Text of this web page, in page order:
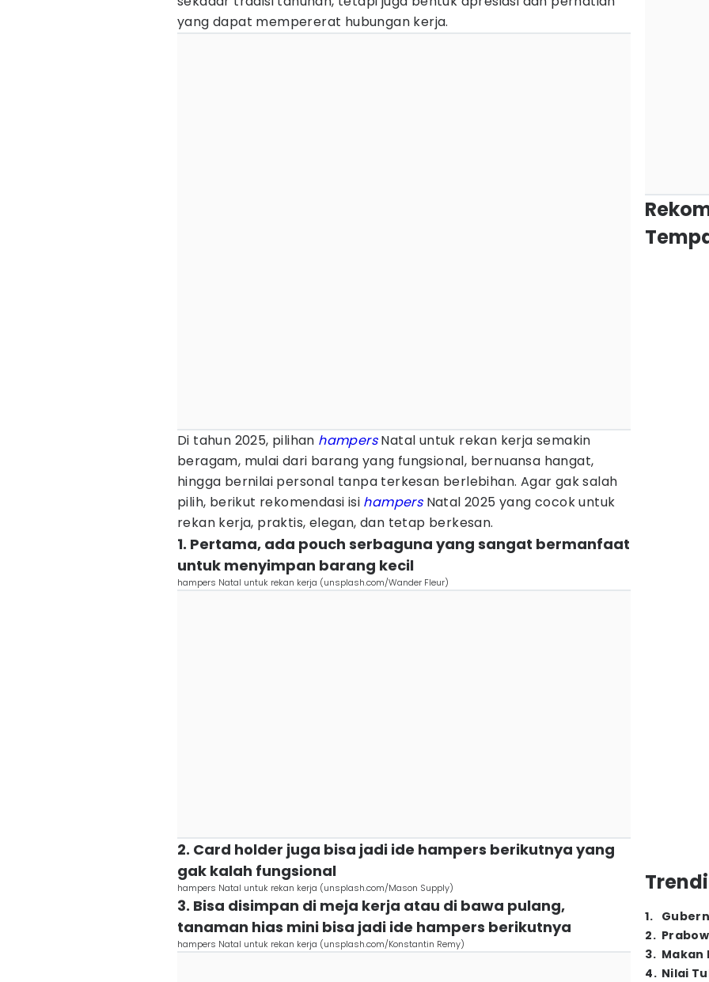
yang dapat mempererat hubungan kerja.
Di tahun 2025, pilihan hampers Natal untuk rekan kerja semakin
beragam, mulai dari barang yang fungsional, bernuansa hangat,
hingga bernilai personal tanpa terkesan berlebihan. Agar gak salah
pilih, berikut rekomendasi isi hampers Natal 2025 yang cocok untuk
rekan kerja, praktis, elegan, dan tetap berkesan.
1. Pertama, ada pouch serbaguna yang sangat bermanfaat
untuk menyimpan barang kecil
hampers Natal untuk rekan kerja (unsplash.com/Wander Fleur)
2. Card holder juga bisa jadi ide hampers berikutnya yang
gak kalah fungsional
hampers Natal untuk rekan kerja (unsplash.com/Mason Supply)
3. Bisa disimpan di meja kerja atau di bawa pulang,
tanaman hias mini bisa jadi ide hampers berikutnya
hampers Natal untuk rekan kerja (unsplash.com/Konstantin Remy)
1.
2.
3. Makan
4. Nilai